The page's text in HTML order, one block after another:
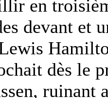
en
devant et
dès le
ruinant